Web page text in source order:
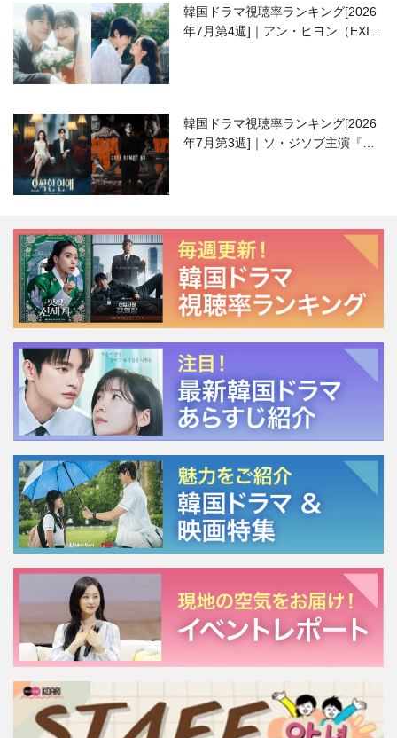
韓国ドラマ視聴率ランキング[2026
年7月第4週]｜アン・ヒヨン（EXID
韓国ドラマ視聴率ランキング[2026
年7月第3週]｜ソ・ジソブ主演『エ